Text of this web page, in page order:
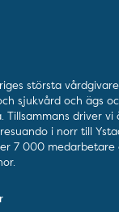
största
sjukvård och ägs
Tillsammans driver vi
i norr till
7 000 medarbetare